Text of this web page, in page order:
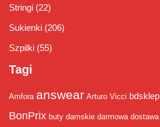
Stringi (22)
Sukienki (206)
Szpilki (55)
Tagi
Amfora answear Arturo Vicci bdsklep
BonPrix buty damskie darmowa dostawa